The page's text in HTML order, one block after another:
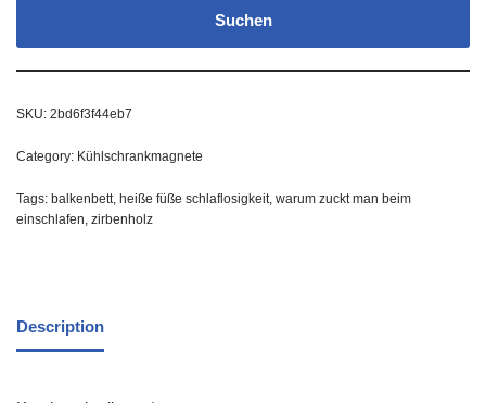
Suchen
SKU: 2bd6f3f44eb7
Category: Kühlschrankmagnete
Tags: balkenbett, heiße füße schlaflosigkeit, warum zuckt man beim
einschlafen, zirbenholz
Description